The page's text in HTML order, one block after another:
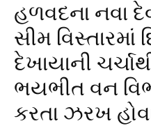
હળવદના નવા
સીમ વિસ્તારમાં
દેખાયાની
ભયભીત વન
કરતા ઝરખ